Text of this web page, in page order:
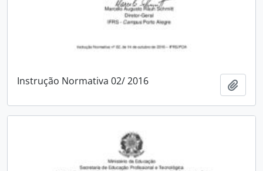
Instrução Normativa 02/ 2016